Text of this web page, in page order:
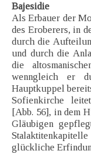
Bajesidie
Als Erbauer der
des Eroberers, in
durch die
und durch die
die
wenngleich er
Hauptkuppel
Sofienkirche
[Abb. 56], in dem
Gläubigen
glückliche